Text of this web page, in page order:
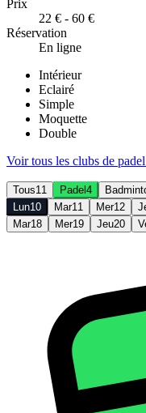
Prix
22 € - 60 €
Réservation
En ligne
Intérieur
Eclairé
Simple
Moquette
Double
Voir tous les clubs de padel
Tous11 Padel 4
Lun10 Mar11 Mer12
Mar18 Mer19 Jeu20